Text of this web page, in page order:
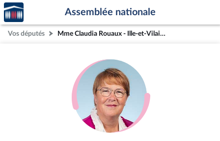
Aller au contenu
Aller en bas de la page
Accèder
à la
page
d'accueil
Assemblée nationale
Vos députés Mme Claudia Rouaux - Ille-et-Vilaine (3e circonscription)